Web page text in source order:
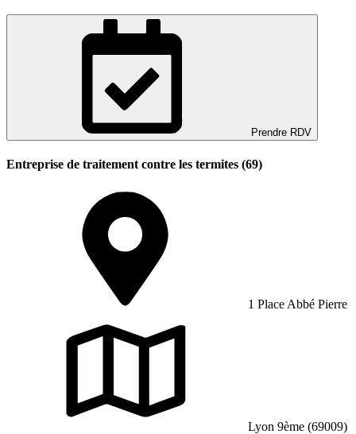
Prendre RDV
Entreprise de traitement contre les termites (69)
1 Place Abbé Pierre
Lyon 9ème (69009)